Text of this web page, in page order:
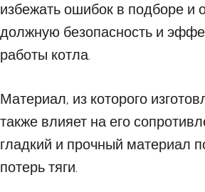
избежать ошибок в подборе и
должную безопасность и
работы котла.
Материал, из которого
также влияет на его
гладкий и прочный материал
потерь тяги.